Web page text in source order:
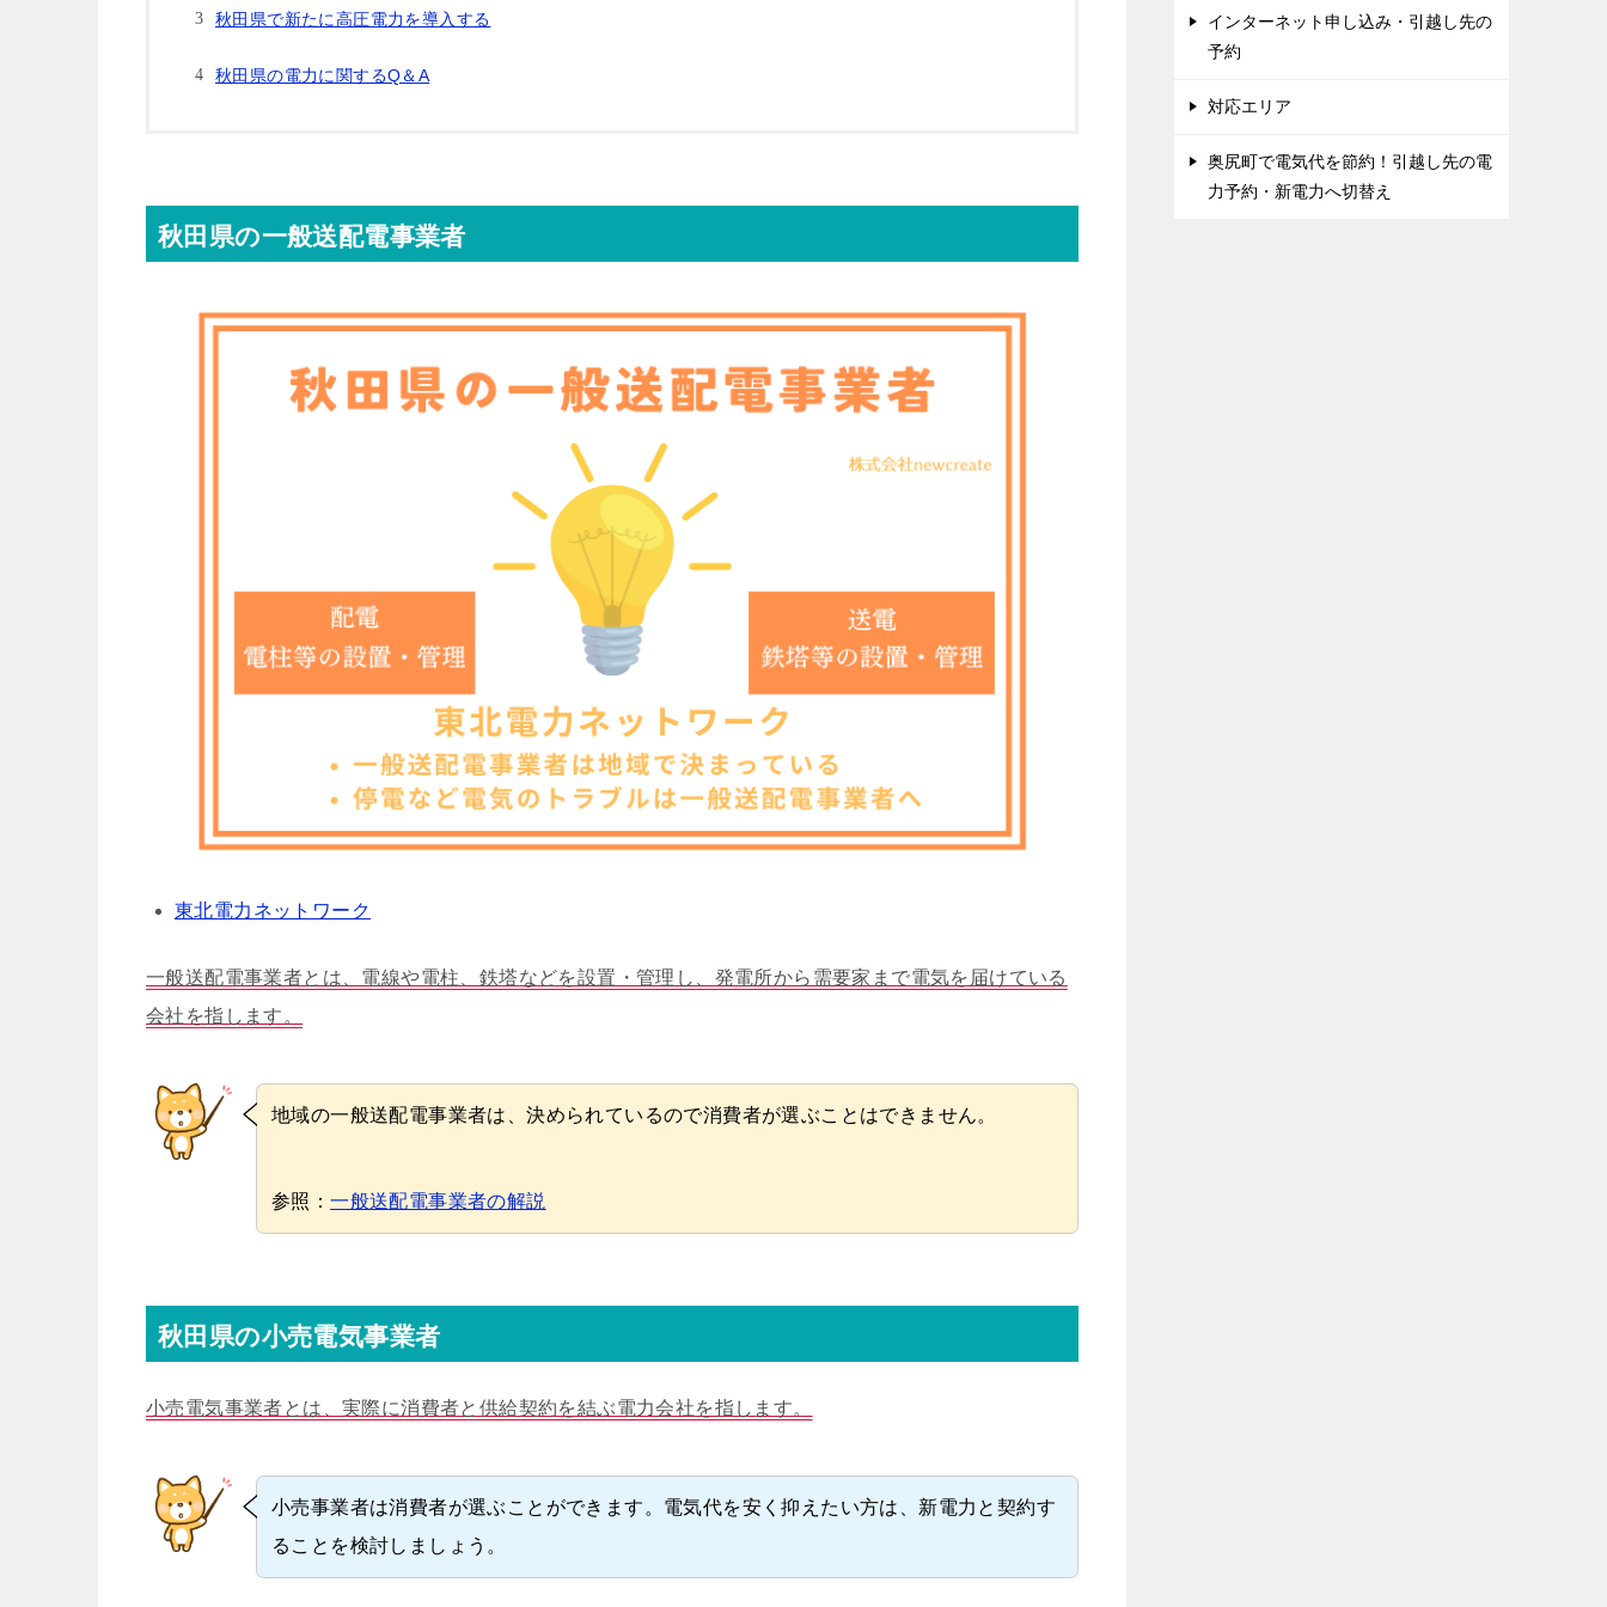
秋田県で新たに高圧電力を導入する
秋田県の電力に関するQ＆A
秋田県の一般送配電事業者
東北電力ネットワーク
一般送配電事業者とは、電線や電柱、鉄塔などを設置・管理し、発電所から需要家まで電気を届けている
会社を指します。
地域の一般送配電事業者は、決められているので消費者が選ぶことはできません。
参照：一般送配電事業者の解説
秋田県の小売電気事業者
小売電気事業者とは、実際に消費者と供給契約を結ぶ電力会社を指します。
小売事業者は消費者が選ぶことができます。電気代を安く抑えたい方は、新電力と契約す
ることを検討しましょう。
インターネット申し込み・引越し先の
予約
対応エリア
奥尻町で電気代を節約！引越し先の電
力予約・新電力へ切替え